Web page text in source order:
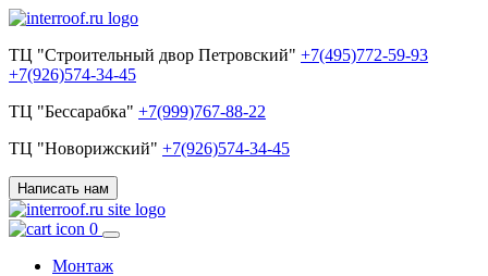
ТЦ "Строительный двор Петровский" +7(495)772-59-93
+7(926)574-34-45
ТЦ "Бессарабка" +7(999)767-88-22
ТЦ "Новорижский" +7(926)574-34-45
Написать нам
0
Монтаж